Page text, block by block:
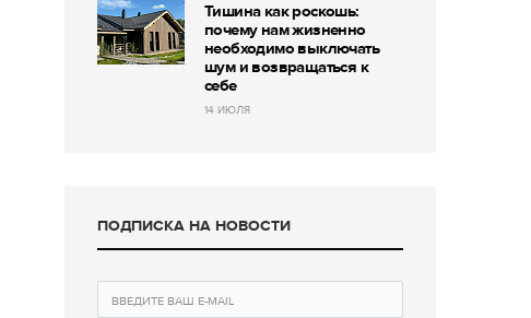
Тишина как роскошь:
почему нам жизненно
необходимо выключать
шум и возвращаться к
себе
14 ИЮЛЯ
ПОДПИСКА НА НОВОСТИ